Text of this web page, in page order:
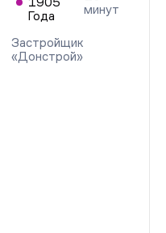
Года
минут
Застройщик
«Донстрой»